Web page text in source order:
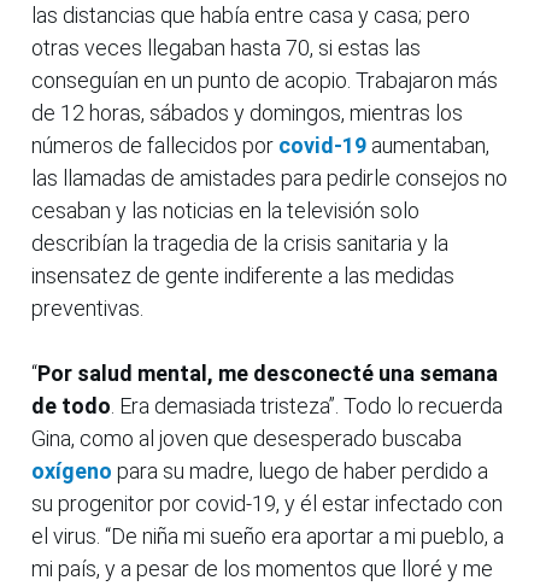
las distancias que había entre casa y casa; pero
otras veces llegaban hasta 70, si estas las
conseguían en un punto de acopio. Trabajaron más
de 12 horas, sábados y domingos, mientras los
números de fallecidos por covid-19 aumentaban,
las llamadas de amistades para pedirle consejos no
cesaban y las noticias en la televisión solo
describían la tragedia de la crisis sanitaria y la
insensatez de gente indiferente a las medidas
preventivas.
“Por salud mental, me desconecté una semana
de todo . Era demasiada tristeza”. Todo lo recuerda
Gina, como al joven que desesperado buscaba
oxígeno para su madre, luego de haber perdido a
su progenitor por covid-19, y él estar infectado con
el virus. “De niña mi sueño era aportar a mi pueblo, a
mi país, y a pesar de los momentos que lloré y me